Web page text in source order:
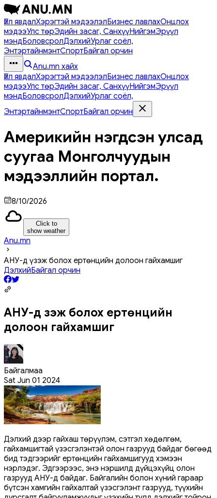
Үйл явдалХэрэгтэй мэдээлэлБизнес лавлахОнцлох
мэдээУлс төрЭдийн засаг, СанхүүНийгэмЭрүүл
мэндБоловсролДэлхийУрлаг соёл,
ЭнтэртайнмэнтСпортБайгал орчин
Anu.mn хайх
Үйл явдалХэрэгтэй мэдээлэлБизнес лавлахОнцлох
мэдээУлс төрЭдийн засаг, СанхүүНийгэмЭрүүл
мэндБоловсролДэлхийУрлаг соёл,
ЭнтэртайнмэнтСпортБайгал орчин
Америкийн нэгдсэн улсад
суугаа Монголчуудын
мэдээллийн портал.
8/10/2026
Click to
show weather
Anu.mn
АНУ-д үзэж болох ертөнцийн долоон гайхамшиг
ДэлхийБайгал орчин
АНУ-д үзэж болох ертөнцийн
долоон гайхамшиг
Байгалмаа
Sat Jun 01 2024
Дэлхий дээр гайхаш төрүүлэм, сэтгэл хөдөлгөм,
гайхамшигтай үзэсгэлэнтэй олон газрууд байдаг бөгөөд
бид тэдгээрийг ертөнцийн гайхамшигууд хэмээн
нэрлэдэг. Эдгээрээс, энэ нэршилд дүйцэхүйц олон
газрууд АНУ-д байдаг. Байгалийн болон хүний ​​гараар
бүтсэн хамгийн гайхалтай үзэсгэлэнт газрууд, түүхийн